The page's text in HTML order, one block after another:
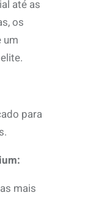
até as
os
um
para
mais